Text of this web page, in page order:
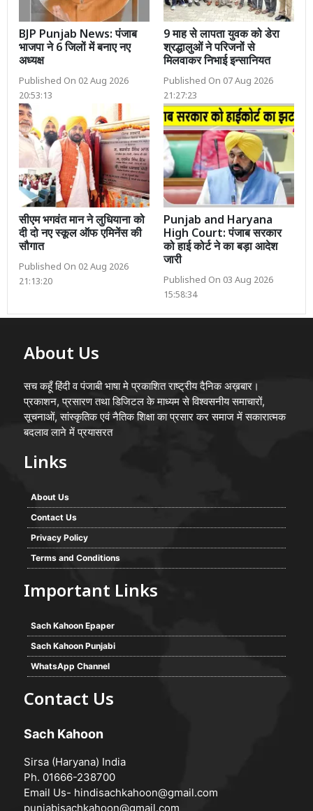
BJP Punjab News: पंजाब
भाजपा ने 6 जिलों में बनाए नए
अध्यक्ष
Published On 02 Aug 2026
20:53:13
9 माह से लापता युवक को डेरा
श्रद्धालुओं ने परिजनों से
मिलवाकर निभाई इन्सानियत
Published On 07 Aug 2026
21:27:23
सीएम भगवंत मान ने लुधियाना को
दी दो नए स्कूल ऑफ एमिनेंस की
सौगात
Published On 02 Aug 2026
21:13:20
Punjab and Haryana
High Court: पंजाब सरकार
को हाई कोर्ट ने का बड़ा आदेश
जारी
Published On 03 Aug 2026
15:58:34
About Us
सच कहूँ हिंदी व पंजाबी भाषा मे प्रकाशित राष्ट्रीय दैनिक अख़बार।
प्रकाशन, प्रसारण तथा डिजिटल के माध्यम से विश्वसनीय समाचारों,
सूचनाओं, सांस्कृतिक एवं नैतिक शिक्षा का प्रसार कर समाज में सकारात्मक
बदलाव लाने में प्रयासरत
Links
About Us
Contact Us
Privacy Policy
Terms and Conditions
Important Links
Sach Kahoon Epaper
Sach Kahoon Punjabi
WhatsApp Channel
Contact Us
Sach Kahoon
Sirsa (Haryana) India
Ph. 01666-238700
Email Us- hindisachkahoon@gmail.com
punjabisachkahoon@gmail.com